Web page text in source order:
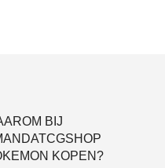
BIJ
KOPEN?